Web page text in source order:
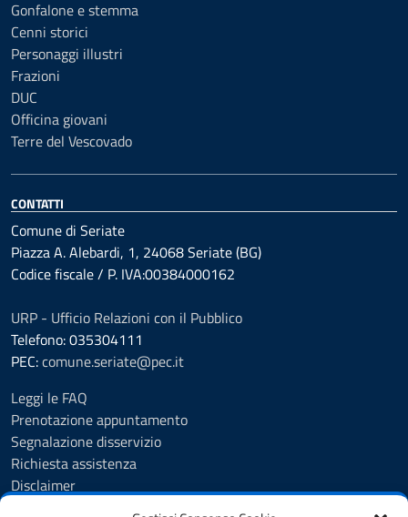
Gonfalone e stemma
Cenni storici
Personaggi illustri
Frazioni
DUC
Officina giovani
Terre del Vescovado
CONTATTI
Comune di Seriate
Piazza A. Alebardi, 1, 24068 Seriate (BG)
Codice fiscale / P. IVA:00384000162
URP - Ufficio Relazioni con il Pubblico
Telefono: 035304111
PEC:comune.seriate@pec.it
Leggi le FAQ
Prenotazione appuntamento
Segnalazione disservizio
Richiesta assistenza
Disclaimer